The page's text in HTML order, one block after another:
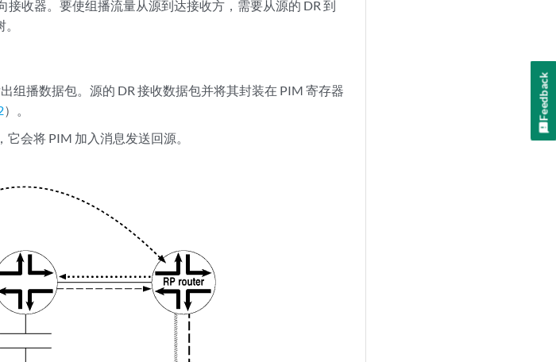
接收器。要使组播流量从源到达接收方，需要从源的 DR 到
组播数据包。源的 DR 接收数据包并将其封装在 PIM 寄存器
）。
会将 PIM 加入消息发送回源。
Feedback